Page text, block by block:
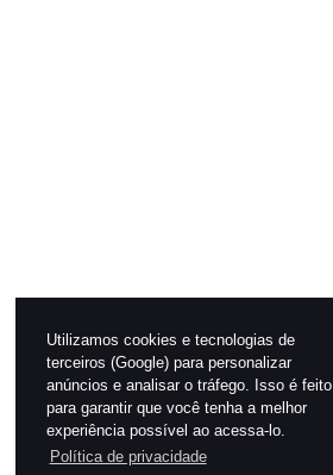
Utilizamos cookies e tecnologias de
terceiros (Google) para personalizar
anúncios e analisar o tráfego. Isso é feito
para garantir que você tenha a melhor
experiência possível ao acessa-lo.
Política de privacidade